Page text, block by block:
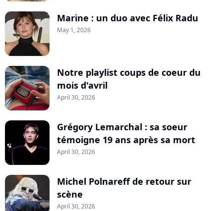
Marine : un duo avec Félix Radu
May 1, 2026
Notre playlist coups de coeur du
mois d'avril
April 30, 2026
Grégory Lemarchal : sa soeur
témoigne 19 ans après sa mort
April 30, 2026
Michel Polnareff de retour sur
scène
April 30, 2026